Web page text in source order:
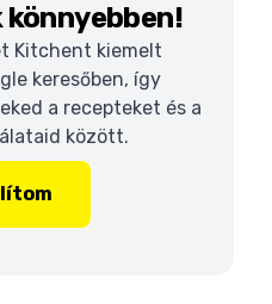
Kitchent kiemelt
keresőben, így
a recepteket és a
között.